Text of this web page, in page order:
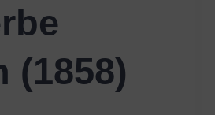
(1858)